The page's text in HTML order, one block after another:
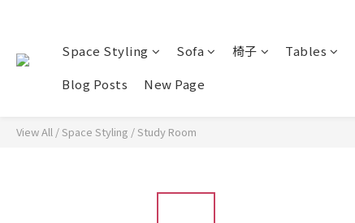
Space Styling Sofa 椅子 Tables
Blog Posts
New Page
View All /Space Styling /Study Room